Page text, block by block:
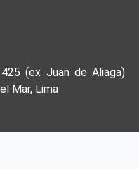
(ex Juan de Aliaga)
Mar, Lima